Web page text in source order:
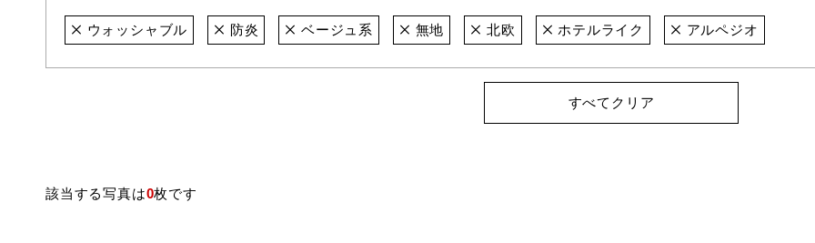
ウォッシャブル 防炎 ベージュ系 無地 北欧 ホテルライク アルペジオ
すべてクリア
該当する写真は0枚です